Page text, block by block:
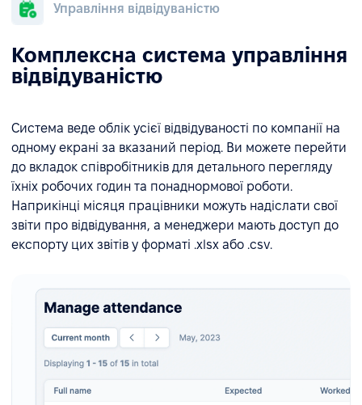
Управління відвідуваністю
Комплексна система управління
відвідуваністю
Система веде облік усієї відвідуваності по компанії на
одному екрані за вказаний період. Ви можете перейти
до вкладок співробітників для детального перегляду
їхніх робочих годин та понаднормової роботи.
Наприкінці місяця працівники можуть надіслати свої
звіти про відвідування, а менеджери мають доступ до
експорту цих звітів у форматі .xlsx або .csv.